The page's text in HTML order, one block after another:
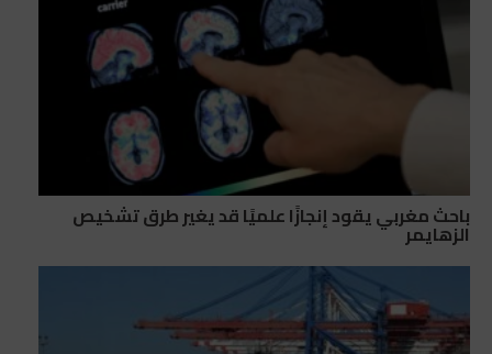
باحث مغربي يقود إنجازًا علميًا قد يغير طرق تشخيص
الزهايمر